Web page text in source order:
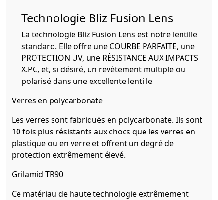
Technologie Bliz Fusion Lens
La technologie Bliz Fusion Lens est notre lentille
standard. Elle offre une COURBE PARFAITE, une
PROTECTION UV, une RÉSISTANCE AUX IMPACTS
X.PC, et, si désiré, un revêtement multiple ou
polarisé dans une excellente lentille
Verres en polycarbonate
Les verres sont fabriqués en polycarbonate. Ils sont
10 fois plus résistants aux chocs que les verres en
plastique ou en verre et offrent un degré de
protection extrêmement élevé.
Grilamid TR90
Ce matériau de haute technologie extrêmement